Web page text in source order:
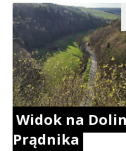
Widok na
Prądnika